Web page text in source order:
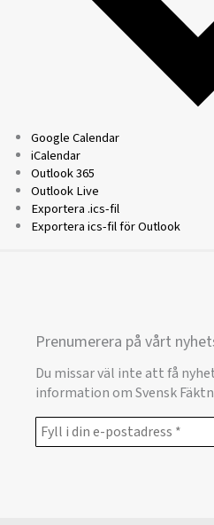
Google Calendar
iCalendar
Outlook 365
Outlook Live
Exportera .ics-fil
Exportera ics-fil för Outlook
Prenumerera på vårt
Du missar väl inte att få
information om Svensk